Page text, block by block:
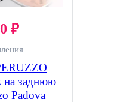
₽
на заднюю
Padova